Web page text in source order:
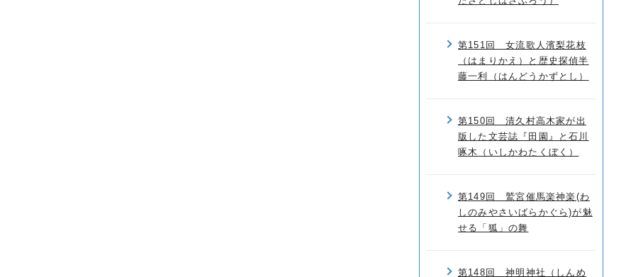
第151回 女流歌人濱梨花枝
（はまりかえ）と歴史探偵半
藤一利（はんどうかずとし）
第150回 清久村高木家が出
版した文芸誌『田園』と石川
啄木（いしかわたくぼく）
第149回 鷲宮催馬楽神楽(わ
しのみやさいばらかぐら)が魅
せる「狐」の舞
第148回 神明神社（しんめ